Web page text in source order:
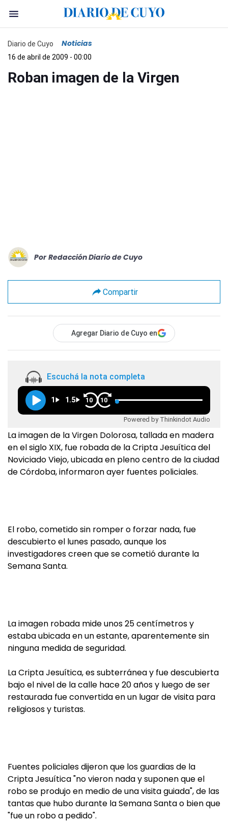
Diario de Cuyo Noticias
16 de abril de 2009 - 00:00
Roban imagen de la Virgen
Por Redacción Diario de Cuyo
Compartir
Agregar Diario de Cuyo en
Escuchá la nota completa
1 1.5 10 10
Powered by Thinkindot Audio
La imagen de la Virgen Dolorosa, tallada en madera
en el siglo XIX, fue robada de la Cripta Jesuítica del
Noviciado Viejo, ubicada en pleno centro de la ciudad
de Córdoba, informaron ayer fuentes policiales.
El robo, cometido sin romper o forzar nada, fue
descubierto el lunes pasado, aunque los
investigadores creen que se cometió durante la
Semana Santa.
La imagen robada mide unos 25 centímetros y
estaba ubicada en un estante, aparentemente sin
ninguna medida de seguridad.
La Cripta Jesuítica, es subterránea y fue descubierta
bajo el nivel de la calle hace 20 años y luego de ser
restaurada fue convertida en un lugar de visita para
religiosos y turistas.
Fuentes policiales dijeron que los guardias de la
Cripta Jesuítica "no vieron nada y suponen que el
robo se produjo en medio de una visita guiada", de las
tantas que hubo durante la Semana Santa o bien que
"fue un robo a pedido".